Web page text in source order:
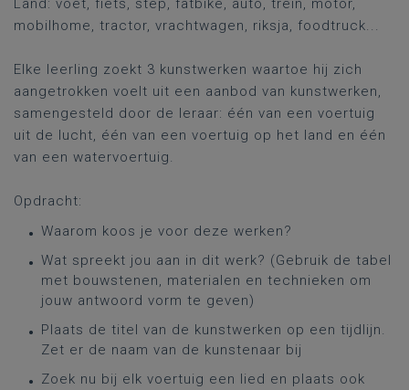
Land: voet, fiets, step, fatbike, auto, trein, motor,
mobilhome, tractor, vrachtwagen, riksja, foodtruck...
Elke leerling zoekt 3 kunstwerken waartoe hij zich
aangetrokken voelt uit een aanbod van kunstwerken,
samengesteld door de leraar: één van een voertuig
uit de lucht, één van een voertuig op het land en één
van een watervoertuig.
Opdracht:
Waarom koos je voor deze werken?
Wat spreekt jou aan in dit werk? (Gebruik de tabel
met bouwstenen, materialen en technieken om
jouw antwoord vorm te geven)
Plaats de titel van de kunstwerken op een tijdlijn.
Zet er de naam van de kunstenaar bij
Zoek nu bij elk voertuig een lied en plaats ook